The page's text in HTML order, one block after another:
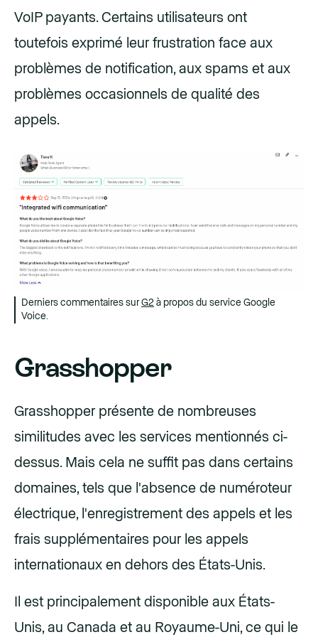
VoIP payants. Certains utilisateurs ont
toutefois exprimé leur frustration face aux
problèmes de notification, aux spams et aux
problèmes occasionnels de qualité des
appels.
Derniers commentaires surG2 à propos du service Google
Voice.
Grasshopper
Grasshopper présente de nombreuses
similitudes avec les services mentionnés ci-
dessus. Mais cela ne suffit pas dans certains
domaines, tels que l'absence de numéroteur
électrique, l'enregistrement des appels et les
frais supplémentaires pour les appels
internationaux en dehors des États-Unis.
Il est principalement disponible aux États-
Unis, au Canada et au Royaume-Uni, ce qui le